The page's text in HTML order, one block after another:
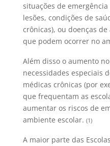
situações de
lesões, condições de
crônicas), ou doenças
que podem ocorrer no
Além disso o aumento
necessidades especiais
médicas crônicas (por
que frequentam as
aumentar os riscos de
ambiente escolar. (1)
A maior parte das